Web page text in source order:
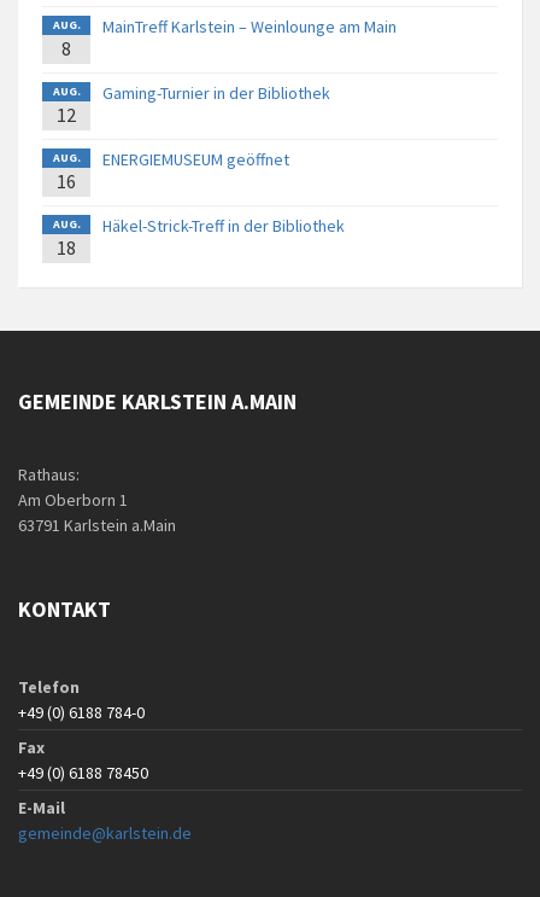
AUG.
8
MainTreff Karlstein – Weinlounge am Main
AUG.
12
Gaming-Turnier in der Bibliothek
AUG.
16
ENERGIEMUSEUM geöffnet
AUG.
18
Häkel-Strick-Treff in der Bibliothek
GEMEINDE KARLSTEIN A.MAIN
Rathaus:
Am Oberborn 1
63791 Karlstein a.Main
KONTAKT
Telefon
+49 (0) 6188 784-0
Fax
+49 (0) 6188 78450
E-Mail
gemeinde@karlstein.de